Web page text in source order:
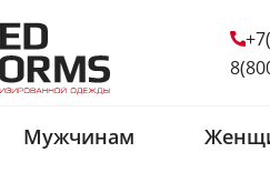
Мужчинам